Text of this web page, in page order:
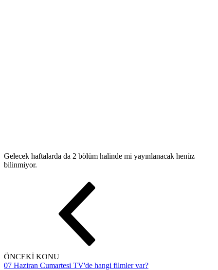
Gelecek haftalarda da 2 bölüm halinde mi yayınlanacak henüz
bilinmiyor.
ÖNCEKİ KONU
07 Haziran Cumartesi TV'de hangi filmler var?